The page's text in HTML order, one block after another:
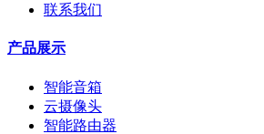
联系我们
产品展示
智能音箱
云摄像头
智能路由器